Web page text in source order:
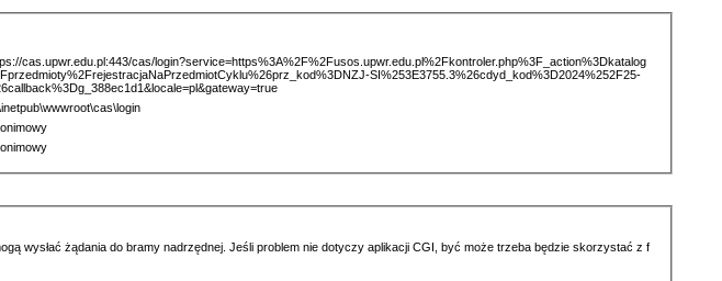
cas.upwr.edu.pl:443/cas/login?service=https%3A%2F%2Fusos.upwr.edu.pl%2Fkontroler.php%3F_action%3Dkatalog
SI%253E3755.3%26cdyd_kod%3D2024%252F25-
wysłać żądania do bramy nadrzędnej. Jeśli problem nie dotyczy aplikacji CGI, być może trzeba będzie skorzystać z f